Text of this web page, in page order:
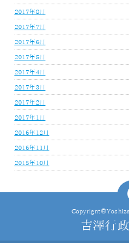
2017年8月
2017年7月
2017年6月
2017年5月
2017年4月
2017年3月
2017年2月
2017年1月
2016年12月
2016年11月
2015年10月
吉澤行